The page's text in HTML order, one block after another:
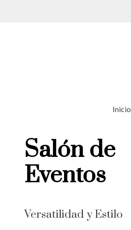
Inicio
Salón de
Eventos
Versatilidad y Estilo